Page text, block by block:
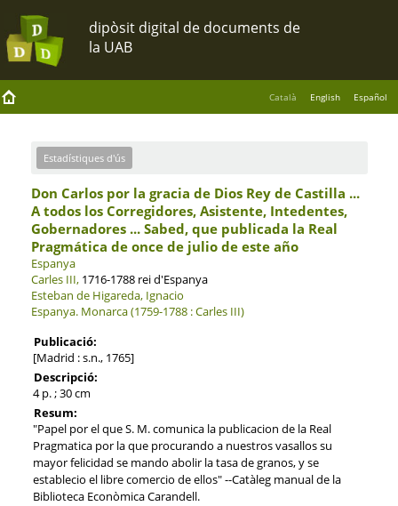
Català English Español
Estadístiques d'ús
Don Carlos por la gracia de Dios Rey de Castilla ...
A todos los Corregidores, Asistente, Intedentes,
Gobernadores ... Sabed, que publicada la Real
Pragmática de once de julio de este año
Espanya
Carles III,1716-1788 rei d'Espanya
Esteban de Higareda, Ignacio
Espanya. Monarca (1759-1788 : Carles III)
Publicació:
[Madrid : s.n., 1765]
Descripció:
4 p. ; 30 cm
Resum:
"Papel por el que S. M. comunica la publicacion de la Real
Pragmatica por la que procurando a nuestros vasallos su
mayor felicidad se mando abolir la tasa de granos, y se
establecio el libre comercio de ellos" --Catàleg manual de la
Biblioteca Econòmica Carandell.